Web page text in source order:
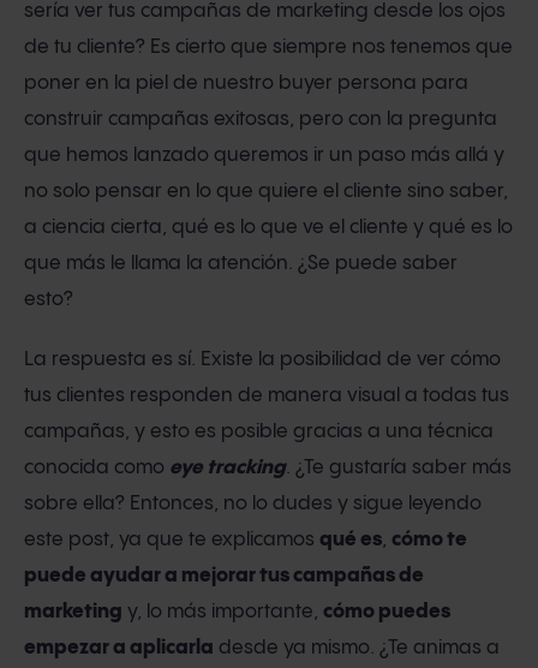
sería ver tus campañas de marketing desde los ojos
de tu cliente? Es cierto que siempre nos tenemos que
poner en la piel de nuestro buyer persona para
construir campañas exitosas, pero con la pregunta
que hemos lanzado queremos ir un paso más allá y
no solo pensar en lo que quiere el cliente sino saber,
a ciencia cierta, qué es lo que ve el cliente y qué es lo
que más le llama la atención. ¿Se puede saber
esto?
La respuesta es sí. Existe la posibilidad de ver cómo
tus clientes responden de manera visual a todas tus
campañas, y esto es posible gracias a una técnica
conocida como eye tracking. ¿Te gustaría saber más
sobre ella? Entonces, no lo dudes y sigue leyendo
este post, ya que te explicamos qué es, cómo te
puede ayudar a mejorar tus campañas de
marketing y, lo más importante, cómo puedes
empezar a aplicarla desde ya mismo. ¿Te animas a